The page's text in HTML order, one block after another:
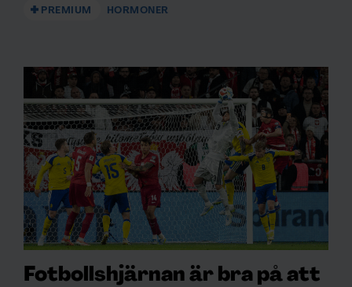
PREMIUM HORMONER
Fotbollshjärnan är bra på att